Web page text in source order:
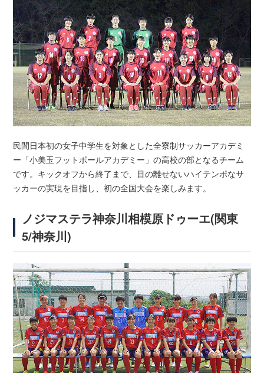
民間日本初の女子中学生を対象とした全寮制サッカーアカデミ
ー「小美玉フットボールアカデミー」の高校の部となるチーム
です。キックオフから終了まで、目の離せないハイテンポなサ
ッカーの実現を目指し、初の全国大会を楽しみます。
ノジマステラ神奈川相模原ドゥーエ(関東
5/神奈川)